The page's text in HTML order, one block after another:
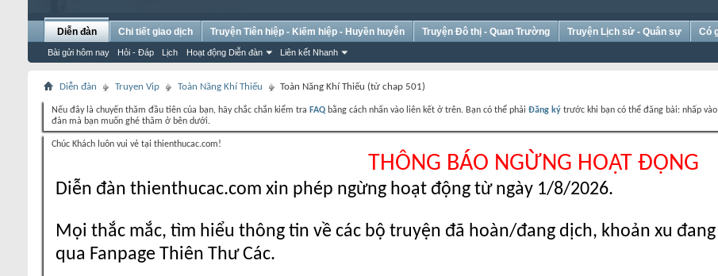
Diễn đàn
Bài gửi hôm nay Hỏi - Đáp Lịch Hoạt động Diễn đàn Liên kết Nhanh
Chi tiết giao dịch Truyện Tiên hiệp - Kiếm hiệp - Huyền huyễn Truyện Đô thị - Quan Trường Truyện Lịch sử - Quân sự Có
Diễn đàn Truyen Vip Toàn Năng Khí Thiếu Toàn Năng Khí Thiếu (từ chap 501)
Nếu đây là chuyến thăm đầu tiên của bạn, hãy chắc chắn kiểm tra FAQ bằng cách nhấn vào liên kết ở trên. Bạn có thể phải Đăng ký trước khi bạn có thể đăng bài: nhấp
đàn mà bạn muốn ghé thăm ở bên dưới.
Chúc Khách luôn vui vẻ tại thienthucac.com!
THÔNG BÁO NGỪNG HOẠT ĐỘNG
Diễn đàn thienthucac.com xin phép ngừng hoạt động từ ngày 1/8/2026.
Mọi thắc mắc, tìm hiểu thông tin về các bộ truyện đã hoàn/đang dịch, khoản xu
qua Fanpage Thiên Thư Các.